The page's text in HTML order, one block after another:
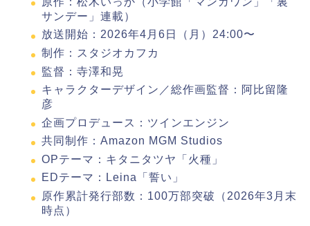
サンデー」連載）
放送開始：2026年4月6日（月）24:00〜
制作：スタジオカフカ
監督：寺澤和晃
キャラクターデザイン／総作画監督：阿比留隆
彦
企画プロデュース：ツインエンジン
共同制作：Amazon MGM Studios
OPテーマ：キタニタツヤ「火種」
EDテーマ：Leina「誓い」
原作累計発行部数：100万部突破（2026年3月末
時点）